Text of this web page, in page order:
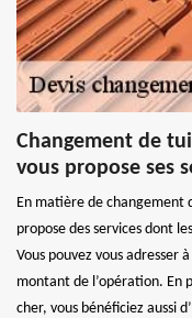
Changement de
vous propose ses
En matière de changement
propose des services dont
Vous pouvez vous adresser
montant de l’opération. En
cher, vous bénéficiez aussi